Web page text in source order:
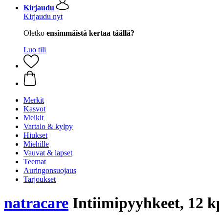
Kirjaudu
Kirjaudu nyt
Oletko ensimmäistä kertaa täällä?
Luo tili
Merkit
Kasvot
Meikit
Vartalo & kylpy
Hiukset
Miehille
Vauvat & lapset
Teemat
Auringonsuojaus
Tarjoukset
natracare Intiimipyyhkeet, 12